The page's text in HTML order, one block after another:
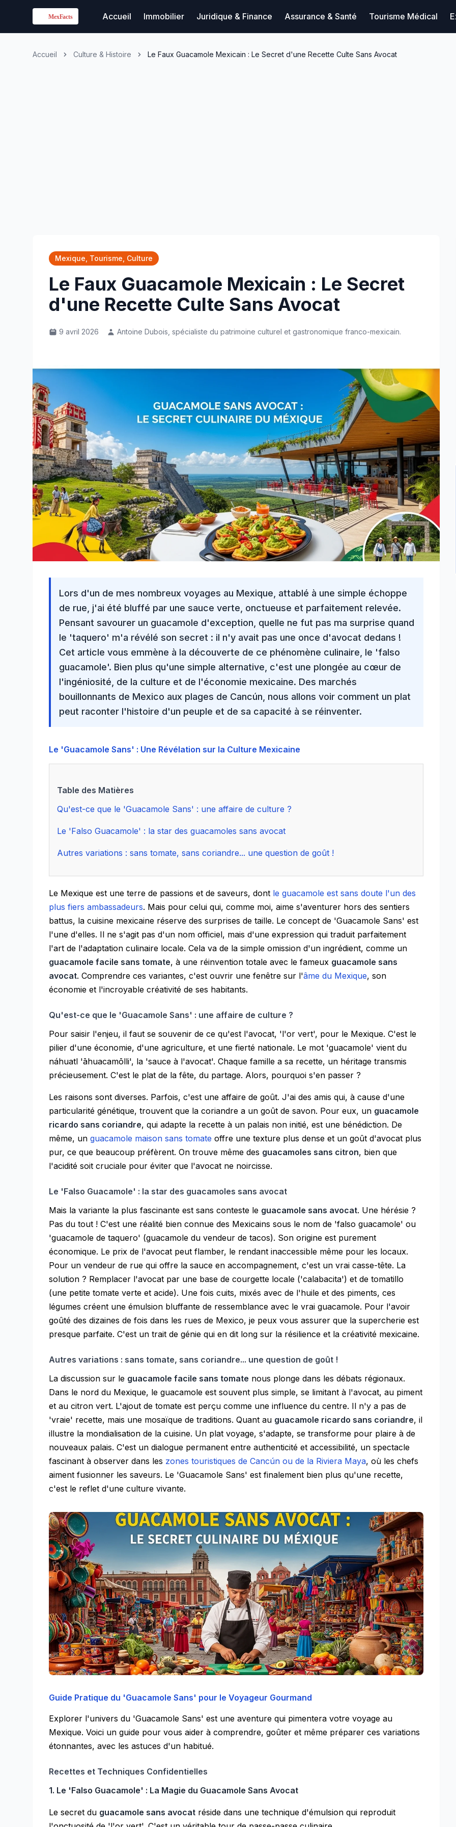
Accueil Immobilier Juridique & Finance Assurance & Santé Tourisme Médical
Accueil Culture & Histoire Le Faux Guacamole Mexicain : Le Secret d'une Recette Culte Sans Avocat
Mexique, Tourisme, Culture
Le Faux Guacamole Mexicain : Le Secret
d'une Recette Culte Sans Avocat
9 avril 2026 Antoine Dubois, spécialiste du patrimoine culturel et gastronomique franco-mexicain.
Lors d'un de mes nombreux voyages au Mexique , attablé à une simple échoppe
de rue, j'ai été bluffé par une sauce verte, onctueuse et parfaitement relevée.
Pensant savourer un guacamole d'exception , quelle ne fut pas ma surprise quand
le 'taquero' m'a révélé son secret : il n'y avait pas une once d'avocat dedans !
Cet article vous emmène à la découverte de ce phénomène culinaire, le 'falso
guacamole'. Bien plus qu'une simple alternative, c'est une plongée au cœur de
l'ingéniosité, de la culture et de l'économie mexicaine. Des marchés
bouillonnants de Mexico aux plages de Cancún , nous allons voir comment un plat
peut raconter l'histoire d'un peuple et de sa capacité à se réinventer.
Le 'Guacamole Sans' : Une Révélation sur la Culture Mexicaine
Table des Matières
Qu'est-ce que le 'Guacamole Sans' : une affaire de culture ?
Le 'Falso Guacamole' : la star des guacamoles sans avocat
Autres variations : sans tomate, sans coriandre... une question de goût !
Le Mexique est une terre de passions et de saveurs, dont le guacamole est sans doute l'un des
plus fiers ambassadeurs. Mais pour celui qui, comme moi, aime s'aventurer hors des sentiers
battus, la cuisine mexicaine réserve des surprises de taille. Le concept de 'Guacamole Sans' est
l'une d'elles. Il ne s'agit pas d'un nom officiel, mais d'une expression qui traduit parfaitement
l'art de l'adaptation culinaire locale. Cela va de la simple omission d'un ingrédient, comme un
guacamole facile sans tomate, à une réinvention totale avec le fameux guacamole sans
avocat. Comprendre ces variantes, c'est ouvrir une fenêtre sur l'âme du Mexique, son
économie et l'incroyable créativité de ses habitants.
Qu'est-ce que le 'Guacamole Sans' : une affaire de culture ?
Pour saisir l'enjeu, il faut se souvenir de ce qu'est l'avocat, 'l'or vert', pour le Mexique. C'est le
pilier d'une économie, d'une agriculture, et une fierté nationale. Le mot 'guacamole' vient du
náhuatl 'āhuacamōlli', la 'sauce à l'avocat'. Chaque famille a sa recette, un héritage transmis
précieusement. C'est le plat de la fête, du partage. Alors, pourquoi s'en passer ?
Les raisons sont diverses. Parfois, c'est une affaire de goût. J'ai des amis qui, à cause d'une
particularité génétique, trouvent que la coriandre a un goût de savon. Pour eux, un guacamole
ricardo sans coriandre, qui adapte la recette à un palais non initié, est une bénédiction. De
même, un guacamole maison sans tomate offre une texture plus dense et un goût d'avocat plus
pur, ce que beaucoup préfèrent. On trouve même des guacamoles sans citron, bien que
l'acidité soit cruciale pour éviter que l'avocat ne noircisse.
Le 'Falso Guacamole' : la star des guacamoles sans avocat
Mais la variante la plus fascinante est sans conteste le guacamole sans avocat. Une hérésie ?
Pas du tout ! C'est une réalité bien connue des Mexicains sous le nom de 'falso guacamole' ou
'guacamole de taquero' (guacamole du vendeur de tacos). Son origine est purement
économique. Le prix de l'avocat peut flamber, le rendant inaccessible même pour les locaux.
Pour un vendeur de rue qui offre la sauce en accompagnement, c'est un vrai casse-tête. La
solution ? Remplacer l'avocat par une base de courgette locale ('calabacita') et de tomatillo
(une petite tomate verte et acide). Une fois cuits, mixés avec de l'huile et des piments, ces
légumes créent une émulsion bluffante de ressemblance avec le vrai guacamole. Pour l'avoir
goûté des dizaines de fois dans les rues de Mexico, je peux vous assurer que la supercherie est
presque parfaite. C'est un trait de génie qui en dit long sur la résilience et la créativité mexicaine.
Autres variations : sans tomate, sans coriandre... une question de goût !
La discussion sur le guacamole facile sans tomate nous plonge dans les débats régionaux.
Dans le nord du Mexique, le guacamole est souvent plus simple, se limitant à l'avocat, au piment
et au citron vert. L'ajout de tomate est perçu comme une influence du centre. Il n'y a pas de
'vraie' recette, mais une mosaïque de traditions. Quant au guacamole ricardo sans coriandre, il
illustre la mondialisation de la cuisine. Un plat voyage, s'adapte, se transforme pour plaire à de
nouveaux palais. C'est un dialogue permanent entre authenticité et accessibilité, un spectacle
fascinant à observer dans les zones touristiques de Cancún ou de la Riviera Maya, où les chefs
aiment fusionner les saveurs. Le 'Guacamole Sans' est finalement bien plus qu'une recette,
c'est le reflet d'une culture vivante.
Guide Pratique du 'Guacamole Sans' pour le Voyageur Gourmand
Explorer l'univers du 'Guacamole Sans' est une aventure qui pimentera votre voyage au
Mexique. Voici un guide pour vous aider à comprendre, goûter et même préparer ces variations
étonnantes, avec les astuces d'un habitué.
Recettes et Techniques Confidentielles
1. Le 'Falso Guacamole' : La Magie du Guacamole Sans Avocat
Le secret du guacamole sans avocat réside dans une technique d'émulsion qui reproduit